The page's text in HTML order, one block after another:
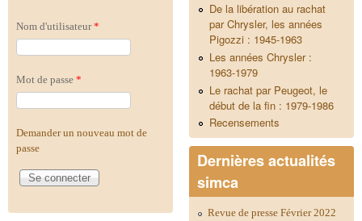
Nom d'utilisateur*
Mot de passe *
Demander un nouveau mot de
passe
De la libération au rachat
par Chrysler, les années
Pigozzi : 1945-1963
Les années Chrysler :
1963-1979
Le rachat par Peugeot, le
début de la fin : 1979-1986
Recensements
Dernières actualités
simca
Revue de presse Février 2022